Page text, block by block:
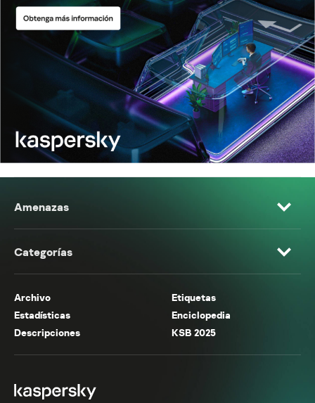
Amenazas
Categorías
Archivo
Etiquetas
Estadísticas
Enciclopedia
Descripciones
KSB 2025